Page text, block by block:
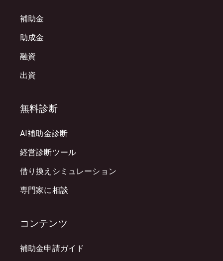
補助金
助成金
融資
出資
無料診断
AI補助金診断
経営診断ツール
借り換えシミュレーション
専門家に相談
コンテンツ
補助金申請ガイド